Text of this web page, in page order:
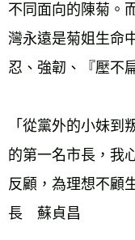
不同面向的陳菊。
灣永遠是菊姐生命
忍、強韌、『壓不
「從黨外的小妹到
的第一名市長，我
反顧，為理想不顧
長　蘇貞昌